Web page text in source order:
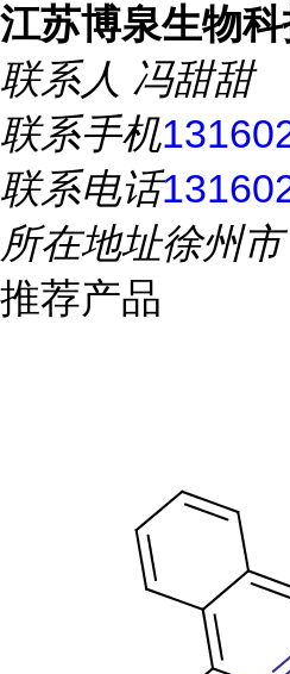
江苏博泉生物
联系人 冯甜甜
联系手机
联系电话
所在地址徐州市
推荐产品